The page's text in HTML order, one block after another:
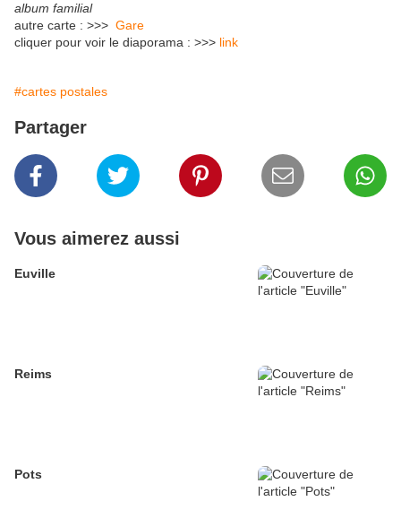
album familial
autre carte : >>> Gare
cliquer pour voir le diaporama : >>> link
#cartes postales
Partager
Vous aimerez aussi
Euville
Reims
Pots